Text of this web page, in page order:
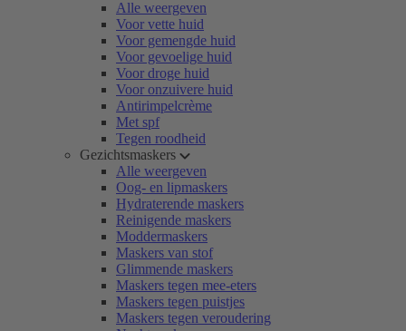
Alle weergeven
Voor vette huid
Voor gemengde huid
Voor gevoelige huid
Voor droge huid
Voor onzuivere huid
Antirimpelcrème
Met spf
Tegen roodheid
Gezichtsmaskers
Alle weergeven
Oog- en lipmaskers
Hydraterende maskers
Reinigende maskers
Moddermaskers
Maskers van stof
Glimmende maskers
Maskers tegen mee-eters
Maskers tegen puistjes
Maskers tegen veroudering